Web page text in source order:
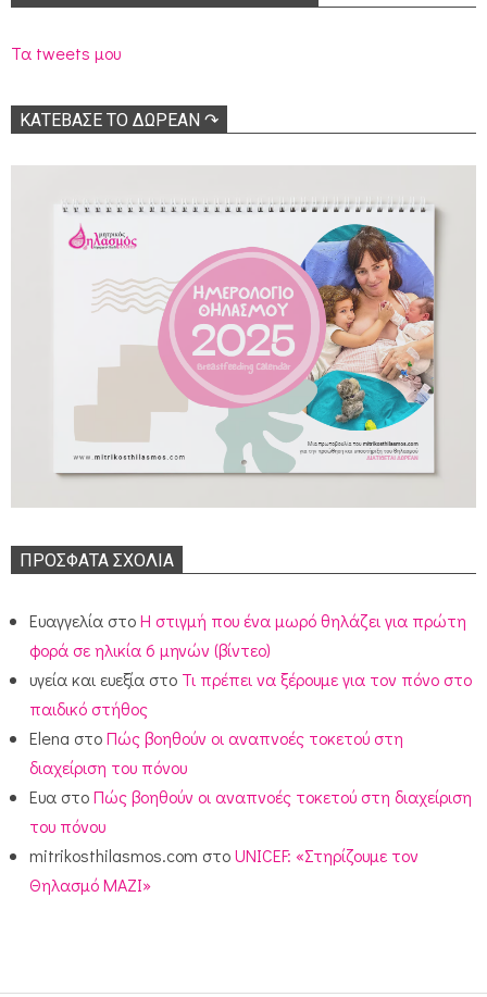
Τα tweets μου
ΚΑΤΕΒΑΣΕ ΤΟ ΔΩΡΕΑΝ ↷
ΠΡΌΣΦΑΤΑ ΣΧΌΛΙΑ
Ευαγγελία στοΗ στιγμή που ένα μωρό θηλάζει για πρώτη
φορά σε ηλικία 6 μηνών (βίντεο)
υγεία και ευεξία στο Τι πρέπει να ξέρουμε για τον πόνο στο
παιδικό στήθος
Elena στοΠώς βοηθούν οι αναπνοές τοκετού στη
διαχείριση του πόνου
Ευα στοΠώς βοηθούν οι αναπνοές τοκετού στη διαχείριση
του πόνου
mitrikosthilasmos.com στοUNICEF: «Στηρίζουμε τον
Θηλασμό ΜΑΖΙ»